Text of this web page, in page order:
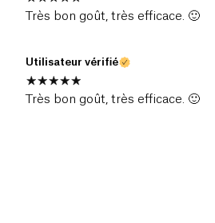
Très bon goût, très efficace. 🙂
Utilisateur vérifié
Très bon goût, très efficace. 🙂